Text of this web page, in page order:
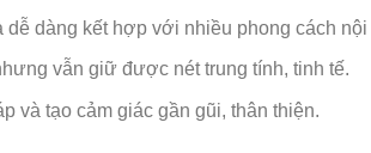
dễ dàng kết hợp với nhiều phong cách nội
vẫn giữ được nét trung tính, tinh tế.
và tạo cảm giác gần gũi, thân thiện.